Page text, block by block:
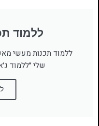
ללמוד
ללמוד תכנות מעשי
שלי ״ללמוד